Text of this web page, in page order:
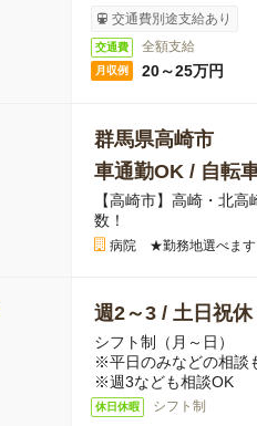
交通費別途支給あり
交通費 全額支給
月収例 20～25万円
群馬県高崎市
車通勤OK / 自転
【高崎市】高崎・北
数！
病院 ★勤務地選べます
週2～3 / 土日祝休
シフト制（月～日）
※平日のみなどの相談
※週3なども相談OK
休日休暇 シフト制